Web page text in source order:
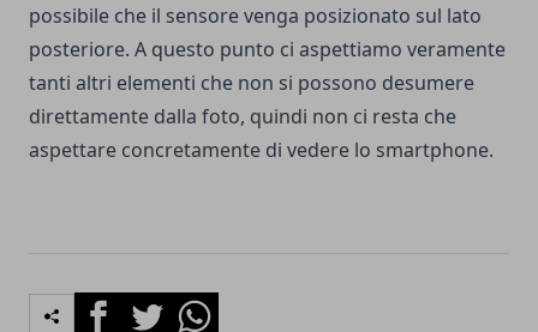
possibile che il sensore venga posizionato sul lato
posteriore. A questo punto ci aspettiamo veramente
tanti altri elementi che non si possono desumere
direttamente dalla foto, quindi non ci resta che
aspettare concretamente di vedere lo smartphone.
FacebookTwitterWhatsapp